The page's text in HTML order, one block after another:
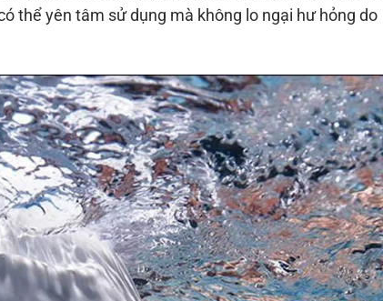
thể yên tâm sử dụng mà không lo ngại hư hỏng do